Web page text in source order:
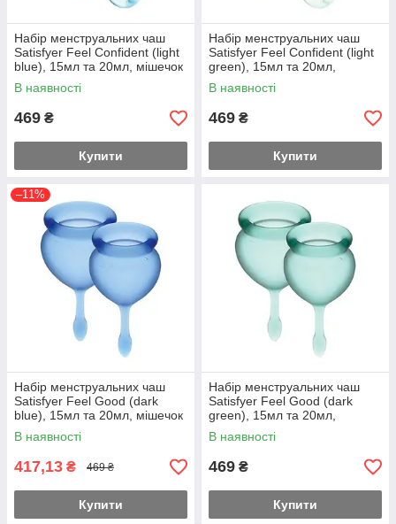
Набір менструальних чаш
Satisfyer Feel Confident (light
blue), 15мл та 20мл, мішечок
для зберігання Feromon
В наявності
469 ₴
Купити
Набір менструальних чаш
Satisfyer Feel Confident (light
green), 15мл та 20мл,
мішечок для зберігання
Feromon
В наявності
469 ₴
Купити
–11%
Набір менструальних чаш
Satisfyer Feel Good (dark
blue), 15мл та 20мл, мішечок
для зберігання Feromon
В наявності
417,13 ₴ 469 ₴
Купити
Набір менструальних чаш
Satisfyer Feel Good (dark
green), 15мл та 20мл,
мішечок для зберігання
Feromon
В наявності
469 ₴
Купити